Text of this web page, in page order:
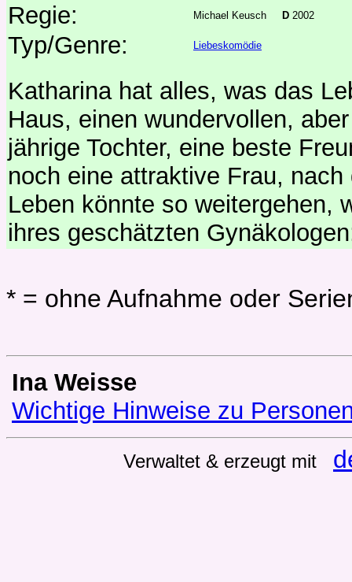
Regie: Michael Keusch D 2002
Typ/Genre: Liebeskomödie
Katharina hat alles, was das
Haus, einen wundervollen,
jährige Tochter, eine beste
noch eine attraktive Frau,
Leben könnte so weitergehen,
ihres geschätzten
* = ohne Aufnahme oder
Ina Weisse
Wichtige Hinweise zu
Verwaltet & erzeugt mit